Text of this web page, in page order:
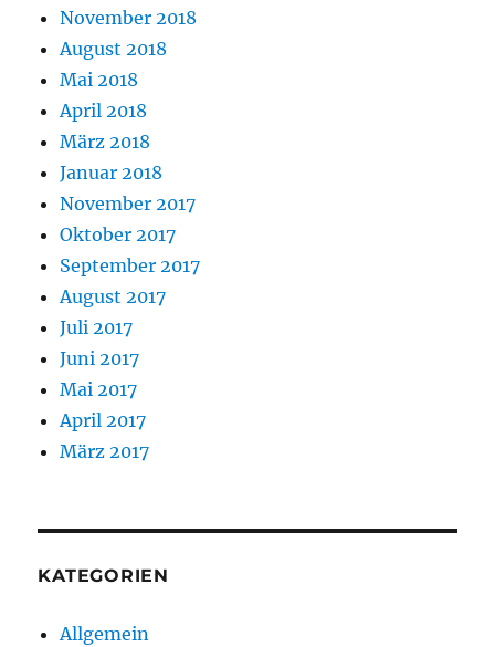
November 2018
August 2018
Mai 2018
April 2018
März 2018
Januar 2018
November 2017
Oktober 2017
September 2017
August 2017
Juli 2017
Juni 2017
Mai 2017
April 2017
März 2017
KATEGORIEN
Allgemein